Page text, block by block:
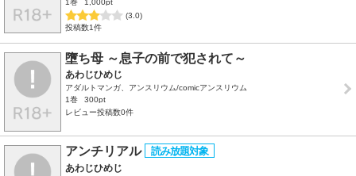
1巻
1,000pt
(3.0)
投稿数1件
墮ち母 ～息子の前で犯されて～
あわじひめじ
アダルトマンガ、アンスリウム/comicアンスリウム
1巻
300pt
レビュー投稿数0件
アンチリアル
あわじひめじ